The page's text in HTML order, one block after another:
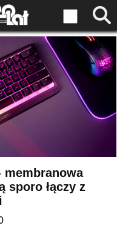
membranowa
sporo łączy z